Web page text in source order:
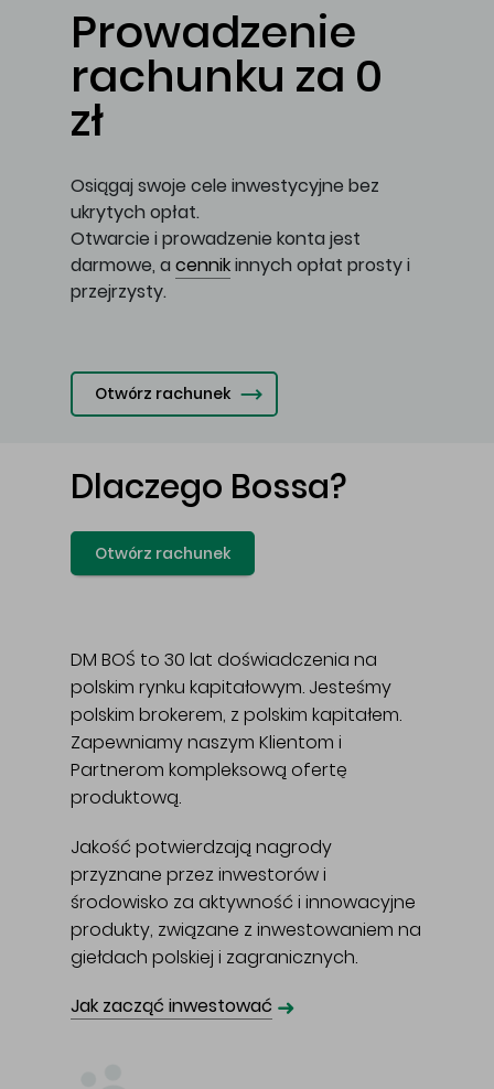
Prowadzenie
rachunku za 0
zł
Osiągaj swoje cele inwestycyjne bez
ukrytych opłat.
Otwarcie i prowadzenie konta jest
darmowe, a cennikinnych opłat prosty i
przejrzysty.
Otwórz rachunek
Dlaczego Bossa?
Otwórz rachunek
DM BOŚ to 30 lat doświadczenia na
polskim rynku kapitałowym. Jesteśmy
polskim brokerem, z polskim kapitałem.
Zapewniamy naszym Klientom i
Partnerom kompleksową ofertę
produktową.
Jakość potwierdzają nagrody
przyznane przez inwestorów i
środowisko za aktywność i innowacyjne
produkty, związane z inwestowaniem na
giełdach polskiej i zagranicznych.
Jak zacząć inwestować ➜